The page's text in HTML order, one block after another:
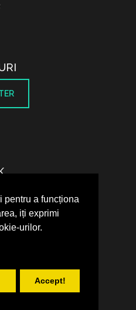
pentru a funcționa
iți exprimi
urilor.
Accept!